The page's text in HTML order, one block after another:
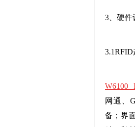
3、硬件
W6100
网通、
备；界